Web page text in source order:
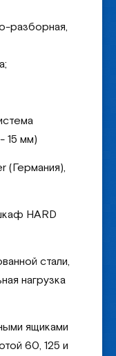
разборная,
15 мм)
(Германия),
HARD
стали,
нагрузка
ящиками
60, 125 и